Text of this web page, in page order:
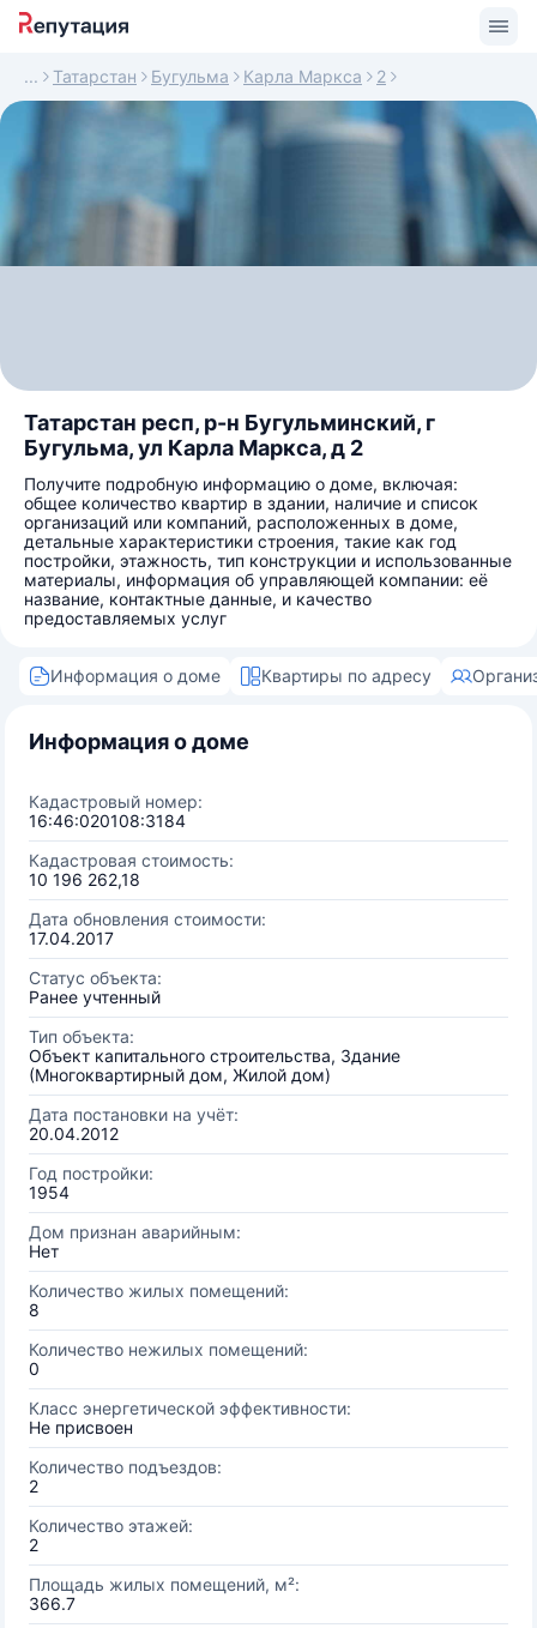
Татарстан Бугульма Карла Маркса 2
Татарстан респ, р-н Бугульминский, г
Бугульма, ул Карла Маркса, д 2
Получите подробную информацию о доме, включая:
общее количество квартир в здании, наличие и список
организаций или компаний, расположенных в доме,
детальные характеристики строения, такие как год
постройки, этажность, тип конструкции и использованные
материалы, информация об управляющей компании: её
название, контактные данные, и качество
предоставляемых услуг
Информация о доме Квартиры по адресу
Информация о доме
Кадастровый номер:
16:46:020108:3184
Кадастровая стоимость:
10 196 262,18
Дата обновления стоимости:
17.04.2017
Статус объекта:
Ранее учтенный
Тип объекта:
Объект капитального строительства, Здание
(Многоквартирный дом, Жилой дом)
Дата постановки на учёт:
20.04.2012
Год постройки:
1954
Дом признан аварийным:
Нет
Количество жилых помещений:
8
Количество нежилых помещений:
0
Класс энергетической эффективности:
Не присвоен
Количество подъездов:
2
Количество этажей:
2
Площадь жилых помещений, м²:
366.7